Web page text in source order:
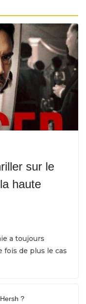
sur le
haute
a toujours
fois de plus le cas
?